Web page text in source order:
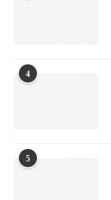
4
5